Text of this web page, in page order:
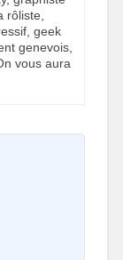
rôliste,
geek
genevois,
vous aura